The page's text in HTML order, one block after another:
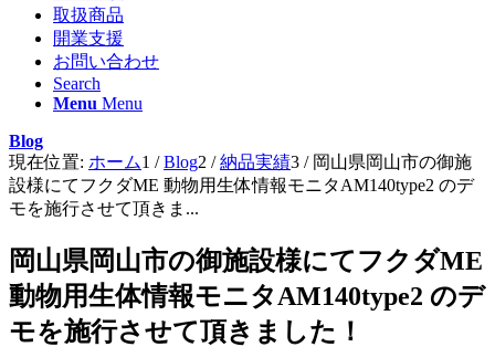
取扱商品
開業支援
お問い合わせ
Search
Menu Menu
Blog
現在位置: ホーム1 / Blog2 / 納品実績3 / 岡山県岡山市の御施
設様にてフクダME 動物用生体情報モニタAM140type2 のデ
モを施行させて頂きま...
岡山県岡山市の御施設様にてフクダME
動物用生体情報モニタAM140type2 のデ
モを施行させて頂きました！